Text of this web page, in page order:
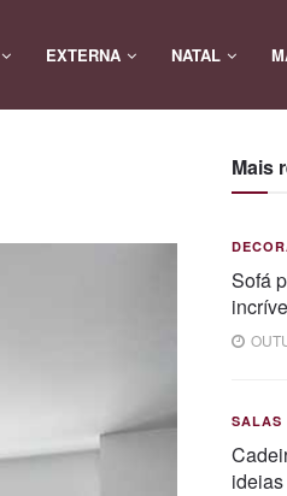
EXTERNA NATAL
Mais
Sofá
SALAS